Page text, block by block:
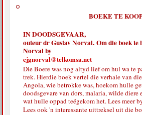
BOEKE TE
IN DOODSGEVAAR,
outeur dr Gustav Norval. Om die boek te
Norval by
ejgnorval@telkomsa.net
Die Boere was nog altyd lief om hul wa te
trek. Hierdie boek vertel die verhale van
Angola, wie betrokke was, hoekom hulle
doodsgevare van dors, malaria, wilde diere
wat hulle oppad teëgekom het. Lees meer
Lees ook 'n interessante uittreksel uit die